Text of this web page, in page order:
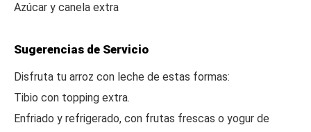
Azúcar y canela extra
Sugerencias de Servicio
Disfruta tu arroz con leche de estas formas:
Tibio con topping extra.
Enfriado y refrigerado, con frutas frescas o yogur de